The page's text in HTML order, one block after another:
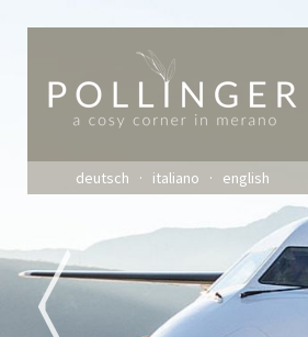
deutsch italiano english